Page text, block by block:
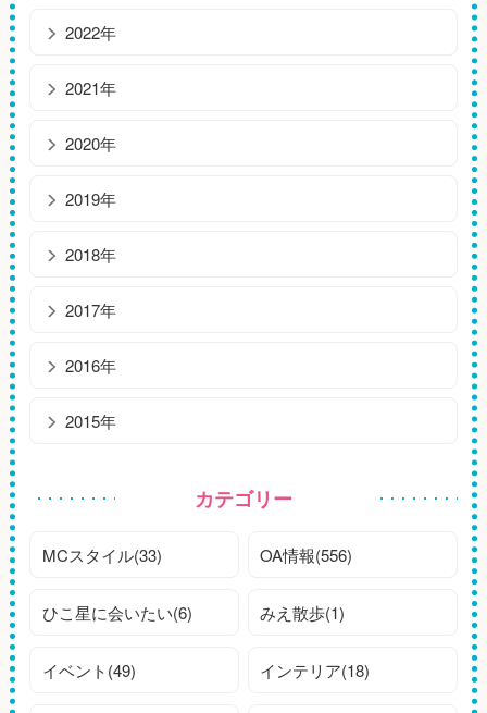
2022年
2021年
2020年
2019年
2018年
2017年
2016年
2015年
カテゴリー
MCスタイル(33) OA情報(556)
ひこ星に会いたい(6) みえ散歩(1)
イベント(49) インテリア(18)